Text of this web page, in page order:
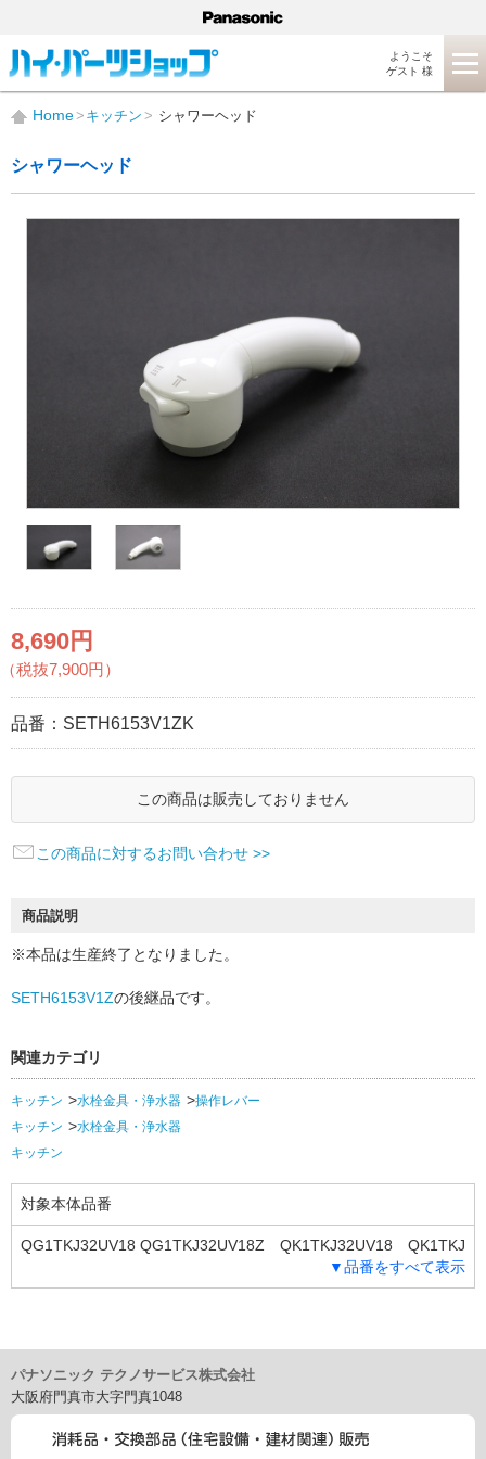
ようこそ
ゲスト 様
Home キッチン シャワーヘッド
シャワーヘッド
8,690円
（税抜7,900円）
品番： SETH6153V1ZK
この商品は販売しておりません
この商品に対するお問い合わせ >>
商品説明
※本品は生産終了となりました。
SETH6153V1Zの後継品です。
関連カテゴリ
キッチン 水栓金具・浄水器
操作レバー
キッチン
水栓金具・浄水器
キッチン
対象本体品番
QG1TKJ32UV18 QG1TKJ32UV18Z QK1TKJ32UV18 QK1TKJ
32UV18Z SU1TKJ32UV17 SU1TKJ32UV17Z▼品番をすべて表示
パナソニック テクノサービス株式会社
大阪府門真市大字門真1048